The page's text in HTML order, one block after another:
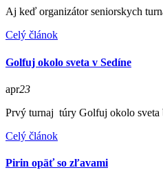
Aj keď organizátor seniorskych
Celý článok
Golfuj okolo sveta v Sedíne
apr23
Prvý turnaj túry Golfuj okolo sveta
Celý článok
Pirin opäť so zľavami